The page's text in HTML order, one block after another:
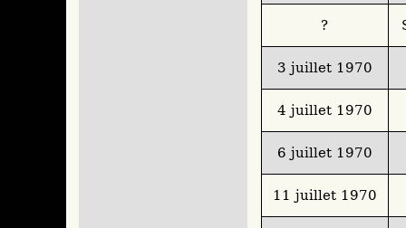
?
3 juillet 1970
4 juillet 1970
6 juillet 1970
11 juillet 1970